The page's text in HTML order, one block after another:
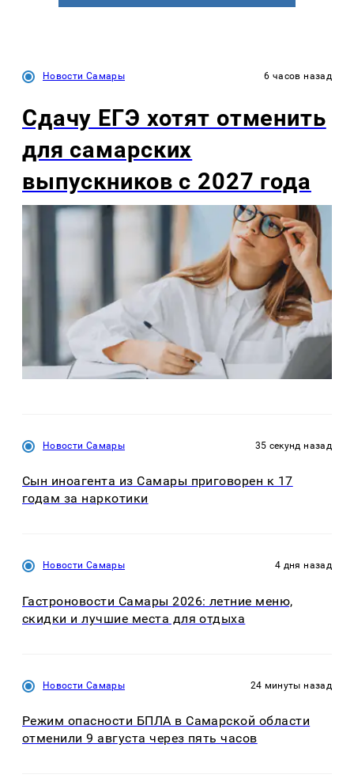
Новости Самары 6 часов назад
Сдачу ЕГЭ хотят отменить
для самарских
выпускников с 2027 года
Новости Самары 35 секунд назад
Сын иноагента из Самары приговорен к 17
годам за наркотики
Новости Самары 4 дня назад
Гастроновости Самары 2026: летние меню,
скидки и лучшие места для отдыха
Новости Самары 24 минуты назад
Режим опасности БПЛА в Самарской области
отменили 9 августа через пять часов